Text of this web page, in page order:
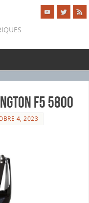
F5 5800
4, 2023